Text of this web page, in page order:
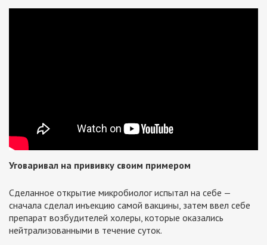
Уговаривал на прививку своим примером
Сделанное открытие микробиолог испытал на себе —
сначала сделал инъекцию самой вакцины, затем ввел себе
препарат возбудителей холеры, которые оказались
нейтрализованными в течение суток.